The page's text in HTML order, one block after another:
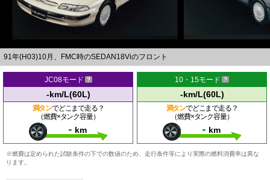
91年(H03)10月、FMC時のSEDAN18Viのフロント
JC08モード
-km/L(60L)
満タンでどこまで走る？
（燃費×タンク容量）
- km
10・15モード
-km/L(60L)
満タンでどこまで走る？
（燃費×タンク容量）
- km
※燃費は定められた試験条件の下での数値のため、走行条件等により実際の燃料消費率は異な
ります。